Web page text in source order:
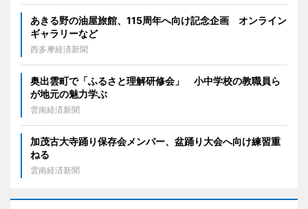
あきる野の油屋旅館、115周年へ向け記念企画 オンライン
ギャラリーなど
西多摩経済新聞
奥出雲町で「ふるさと理解研修会」 小中学校の教職員ら
が地元の魅力学ぶ
雲南経済新聞
加茂古大寺踊り保存会メンバー、盆踊り大会へ向け練習重
ねる
雲南経済新聞